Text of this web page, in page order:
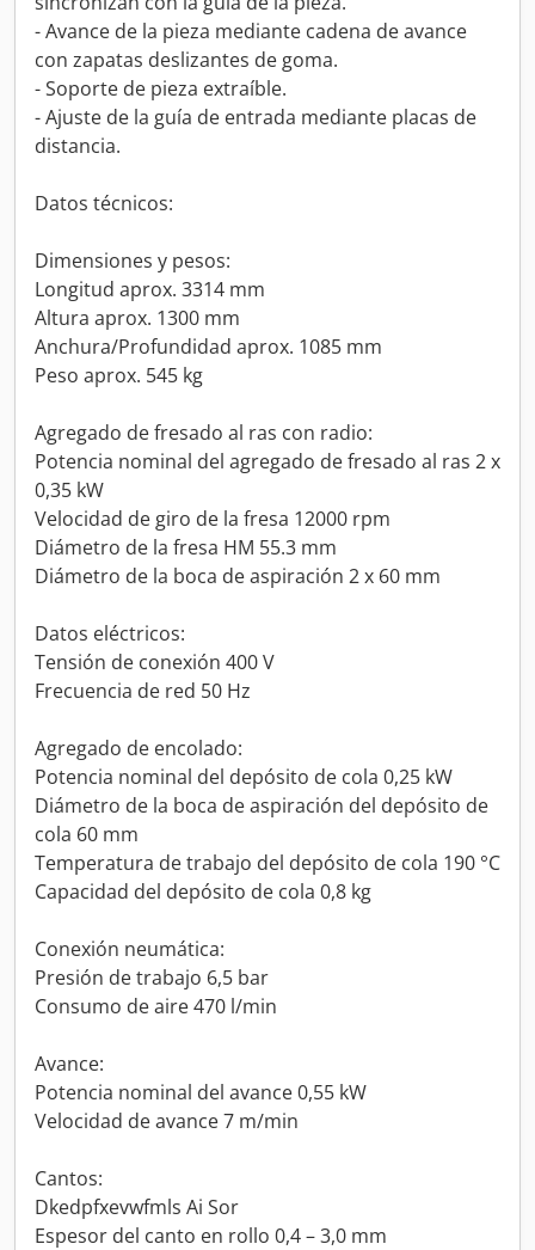
- Avance de la pieza mediante cadena de avance
con zapatas deslizantes de goma.
- Soporte de pieza extraíble.
- Ajuste de la guía de entrada mediante placas de
distancia.
Datos técnicos:
Dimensiones y pesos:
Longitud aprox. 3314 mm
Altura aprox. 1300 mm
Anchura/Profundidad aprox. 1085 mm
Peso aprox. 545 kg
Agregado de fresado al ras con radio:
Potencia nominal del agregado de fresado al ras 2 x
0,35 kW
Velocidad de giro de la fresa 12000 rpm
Diámetro de la fresa HM 55.3 mm
Diámetro de la boca de aspiración 2 x 60 mm
Datos eléctricos:
Tensión de conexión 400 V
Frecuencia de red 50 Hz
Agregado de encolado:
Potencia nominal del depósito de cola 0,25 kW
Diámetro de la boca de aspiración del depósito de
cola 60 mm
Temperatura de trabajo del depósito de cola 190 °C
Capacidad del depósito de cola 0,8 kg
Conexión neumática:
Presión de trabajo 6,5 bar
Consumo de aire 470 l/min
Avance:
Potencia nominal del avance 0,55 kW
Velocidad de avance 7 m/min
Cantos:
Dkedpfxevwfmls Ai Sor
Espesor del canto en rollo 0,4 – 3,0 mm